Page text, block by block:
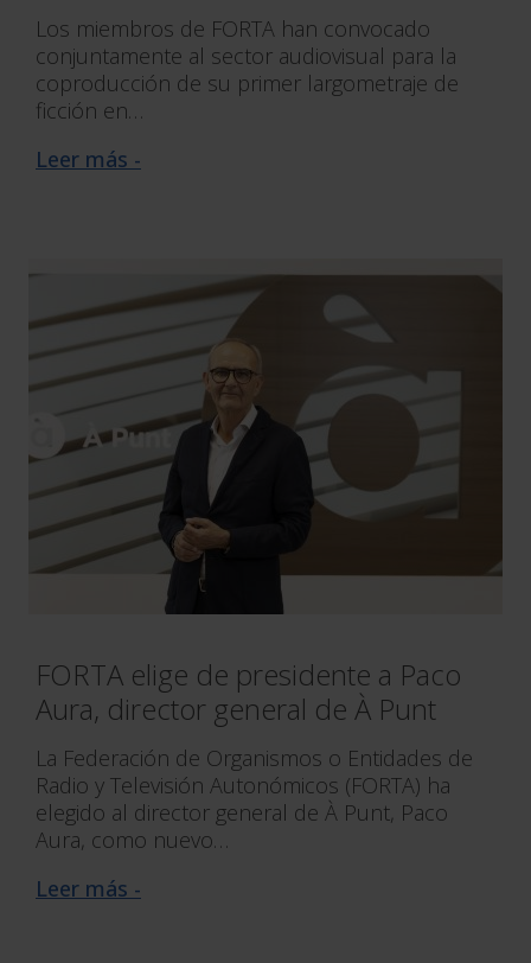
Los miembros de FORTA han convocado
conjuntamente al sector audiovisual para la
coproducción de su primer largometraje de
ficción en…
Leer más -
FORTA elige de presidente a Paco
Aura, director general de À Punt
La Federación de Organismos o Entidades de
Radio y Televisión Autonómicos (FORTA) ha
elegido al director general de À Punt, Paco
Aura, como nuevo…
Leer más -